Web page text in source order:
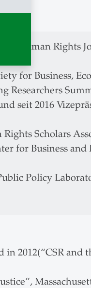
Human Rights
for Business,
Researchers
seit 2016
Scholars
for Business
Policy
2012(“CSR and